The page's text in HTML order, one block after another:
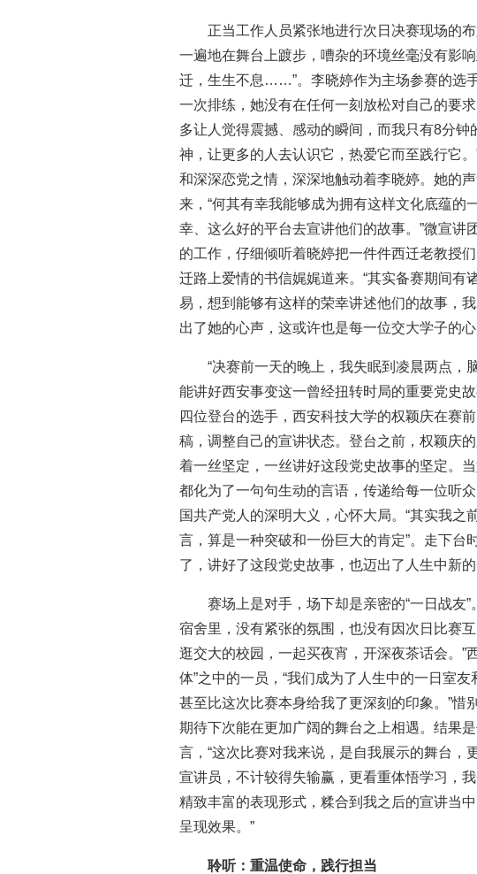
正当工作人员紧张地进行次日决赛现场的
一遍地在舞台上踱步，嘈杂的环境丝毫没有影
迁，生生不息……”。李晓婷作为主场参赛的选
一次排练，她没有在任何一刻放松对自己的要
多让人觉得震撼、感动的瞬间，而我只有8分
神，让更多的人去认识它，热爱它而至践行它
和深深恋党之情，深深地触动着李晓婷。她的
来，“何其有幸我能够成为拥有这样文化底蕴的
幸、这么好的平台去宣讲他们的故事。”微宣讲
的工作，仔细倾听着晓婷把一件件西迁老教授
迁路上爱情的书信娓娓道来。“其实备赛期间有
易，想到能够有这样的荣幸讲述他们的故事，
出了她的心声，这或许也是每一位交大学子的
“决赛前一天的晚上，我失眠到凌晨两点，
能讲好西安事变这一曾经扭转时局的重要党史
四位登台的选手，西安科技大学的权颖庆在赛
稿，调整自己的宣讲状态。登台之前，权颖庆
着一丝坚定，一丝讲好这段党史故事的坚定。
都化为了一句句生动的言语，传递给每一位听
国共产党人的深明大义，心怀大局。“其实我
言，算是一种突破和一份巨大的肯定”。走下台
了，讲好了这段党史故事，也迈出了人生中新的
赛场上是对手，场下却是亲密的“一日战友
宿舍里，没有紧张的氛围，也没有因次日比赛
逛交大的校园，一起买夜宵，开深夜茶话会。”
体”之中的一员，“我们成为了人生中的一日室
甚至比这次比赛本身给我了更深刻的印象。”惜
期待下次能在更加广阔的舞台之上相遇。结果
言，“这次比赛对我来说，是自我展示的舞台，
宣讲员，不计较得失输赢，更看重体悟学习，
精致丰富的表现形式，糅合到我之后的宣讲当
呈现效果。”
聆听：重温使命，践行担当